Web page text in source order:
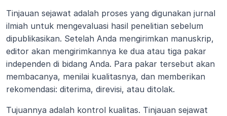
Tinjauan sejawat adalah proses yang digunakan jurnal
ilmiah untuk mengevaluasi hasil penelitian sebelum
dipublikasikan. Setelah Anda mengirimkan manuskrip,
editor akan mengirimkannya ke dua atau tiga pakar
independen di bidang Anda. Para pakar tersebut akan
membacanya, menilai kualitasnya, dan memberikan
rekomendasi: diterima, direvisi, atau ditolak.
Tujuannya adalah kontrol kualitas. Tinjauan sejawat